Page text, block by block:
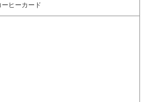
ヒーカード